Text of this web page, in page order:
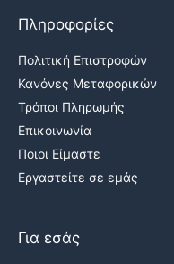
Πληροφορίες
Πολιτική Επιστροφών
Κανόνες Μεταφορικών
Τρόποι Πληρωμής
Επικοινωνία
Ποιοι Είμαστε
Εργαστείτε σε εμάς
Για εσάς